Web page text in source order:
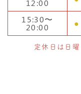
12:00
15:30〜
20:00 ●
定休日は日